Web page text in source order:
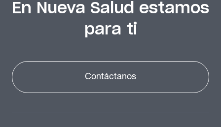
En Nueva Salud estamos
para ti
Contáctanos